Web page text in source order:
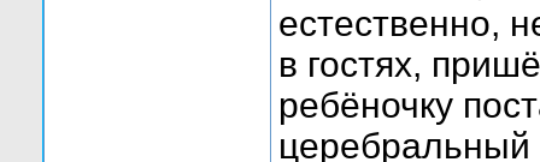
естественно,
в гостях,
ребёночку
церебральный